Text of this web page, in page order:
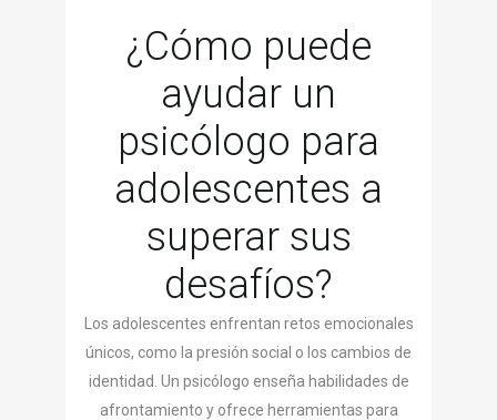
¿Cómo puede
ayudar un
psicólogo para
adolescentes a
superar sus
desafíos?
Los adolescentes enfrentan retos emocionales
únicos, como la presión social o los cambios de
identidad. Un psicólogo enseña habilidades de
afrontamiento y ofrece herramientas para